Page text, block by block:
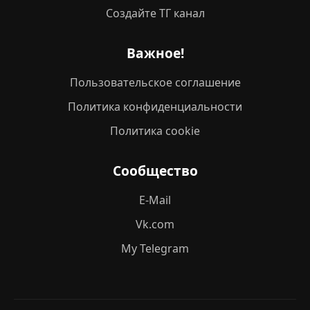
Создайте ТГ канал
Важное!
Пользовательское соглашение
Политика конфиденциальности
Политика cookie
Сообщество
E-Mail
Vk.com
My Telegram